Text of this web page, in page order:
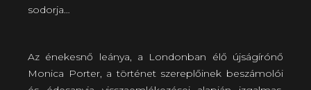
sodorja…
Az énekesnő leánya, a Londonban élő újságírónő
Monica Porter, a történet szereplőinek beszámolói